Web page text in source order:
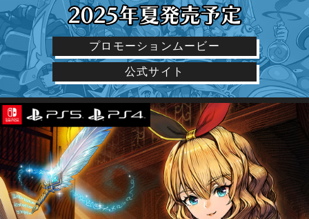
プロモーションムービー
公式サイト